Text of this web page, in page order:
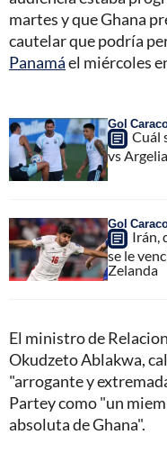
martes y que Ghana
cautelar que podría
Panamáel miércoles
Gol
Cuál
vs
Gol
Irán,
se le
Zelanda
El ministro de
Okudzeto Ablakwa,
"arrogante y
Partey como "un
absoluta de Ghana".